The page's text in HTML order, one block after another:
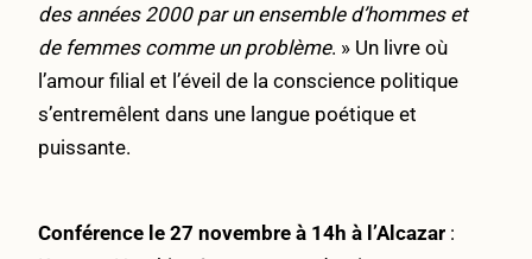
des années 2000 par un ensemble d’hommes et
de femmes comme un problème. » Un livre où
l’amour filial et l’éveil de la conscience politique
s’entremêlent dans une langue poétique et
puissante.
Conférence le 27 novembre à 14h à l’Alcazar :